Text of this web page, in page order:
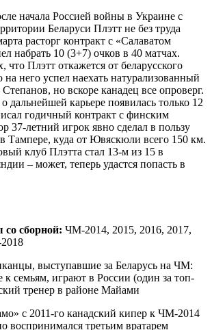
начала Россией войны в Украине с
Беларуси Плэтт не без труда
расторг контракт с «Салаватом
набрать 10 (3+7) очков в 40 матчах.
Плэтт откажется от беларусского
на него успел наехать натурализованный
но вскоре канадец все опроверг.
дальнейшей карьере появилась только 12
годичный контракт с финским
37-летний игрок явно сделал в пользу
Тампере, куда от Ювяскюли всего 150 км.
клуб Плэтта стал 13-м из 15 в
– может, теперь удастся попасть в
сборной: ЧМ-2014, 2015, 2016, 2017,
с 2011-го канадский кипер к ЧМ-2014
воспринимался третьим вратарем